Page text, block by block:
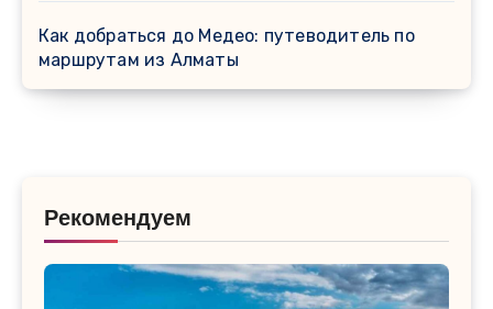
Как добраться до Медео: путеводитель по
маршрутам из Алматы
Рекомендуем